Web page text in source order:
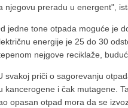
njegovu preradu u energent",
jedne tone otpada moguće je
energije je 25 do 30
nejgove reciklaže,
svakoj priči o sagorevanju
kancerogene i čak mutagene.
opasan otpad mora da se